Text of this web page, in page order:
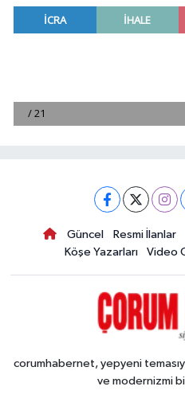
Güncel Resmi İlanlar
Köşe Yazarları
Video
corumhabernet, yepyeni
ve modernizmi